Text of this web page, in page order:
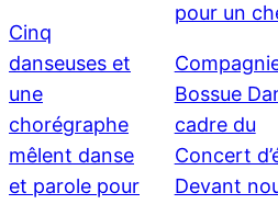
Cinq
danseuses et
une
chorégraphe
mêlent danse
et parole pour
pour un
Bossue
cadre du
Concert
Devant